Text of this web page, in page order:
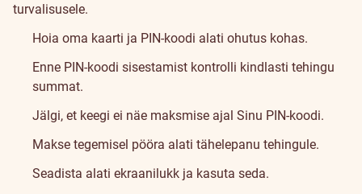
turvalisusele.
Hoia oma kaarti ja PIN-koodi alati ohutus kohas.
Enne PIN-koodi sisestamist kontrolli kindlasti tehingu
summat.
Jälgi, et keegi ei näe maksmise ajal Sinu PIN-koodi.
Makse tegemisel pööra alati tähelepanu tehingule.
Seadista alati ekraanilukk ja kasuta seda.